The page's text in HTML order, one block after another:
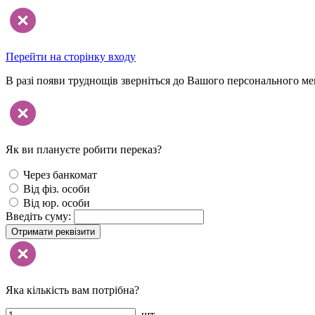
Перейти на сторінку входу
В разі появи труднощів зверніться до Вашого персонального
Як ви плануєте робити переказ?
Через банкомат
Від фіз. особи
Від юр. особи
Введіть суму:
Отримати реквізити
Яка кількість вам потрібна?